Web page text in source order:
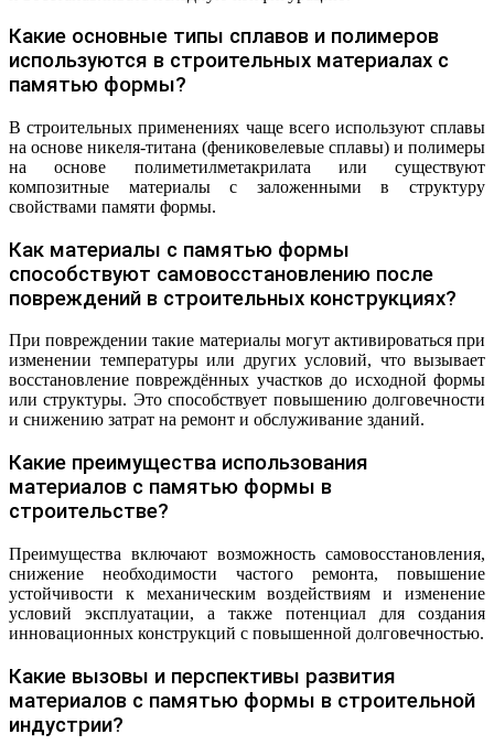
Какие основные типы сплавов и полимеров
используются в строительных материалах с
памятью формы?
В строительных применениях чаще всего используют сплавы
на основе никеля-титана (фениковелевые сплавы) и полимеры
на основе полиметилметакрилата или существуют
композитные материалы с заложенными в структуру
свойствами памяти формы.
Как материалы с памятью формы
способствуют самовосстановлению после
повреждений в строительных конструкциях?
При повреждении такие материалы могут активироваться при
изменении температуры или других условий, что вызывает
восстановление повреждённых участков до исходной формы
или структуры. Это способствует повышению долговечности
и снижению затрат на ремонт и обслуживание зданий.
Какие преимущества использования
материалов с памятью формы в
строительстве?
Преимущества включают возможность самовосстановления,
снижение необходимости частого ремонта, повышение
устойчивости к механическим воздействиям и изменение
условий эксплуатации, а также потенциал для создания
инновационных конструкций с повышенной долговечностью.
Какие вызовы и перспективы развития
материалов с памятью формы в строительной
индустрии?